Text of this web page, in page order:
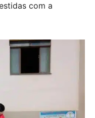
com a